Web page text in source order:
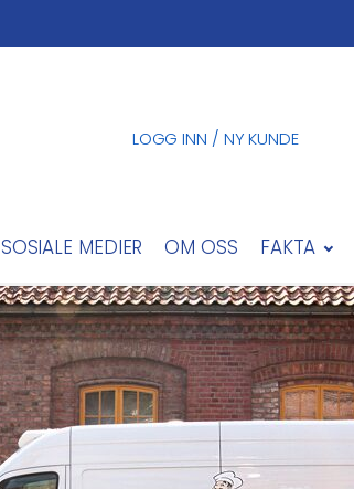
LOGG INN / NY KUNDE
SOSIALE MEDIER OM OSS FAKTA